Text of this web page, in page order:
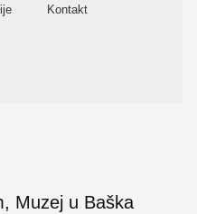
Kontakt
Muzej u Baška